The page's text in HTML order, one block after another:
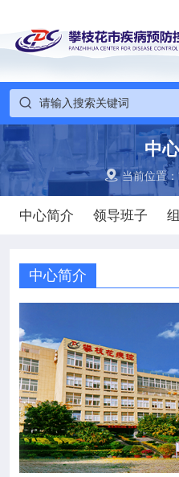

中
 当前位置：
中心简介 领导班子

网站首页
中心概况
党建群团
工作动态
政务公开
健康教育
热点专题
惠民服务
中心简介